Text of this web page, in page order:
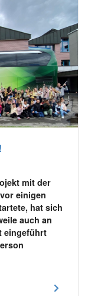
mit der
einigen
hat sich
auch an
eingeführt